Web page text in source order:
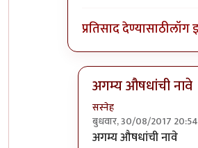
प्रतिसाद देण्यासाठीलॉग
अगम्य औषधांची नावे
सस्नेह
बुधवार, 30/08/2017 20:54
In reply toहोमिओपॅथी
अगम्य औषधांची नावे